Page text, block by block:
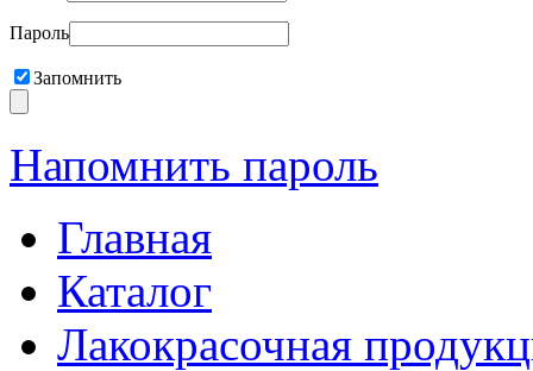
Пароль
Запомнить
Напомнить пароль
Главная
Каталог
Лакокрасочная